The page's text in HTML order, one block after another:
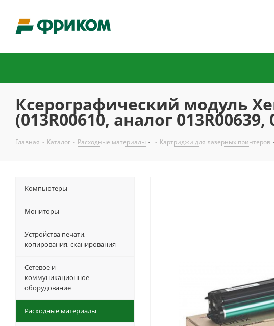
Ксерографический модуль
(013R00610, аналог 013R00639,
Главная - Каталог - Расходные материалы - Картриджи для лазерных принтеров
Компьютеры
Мониторы
Устройства печати,
копирования, сканирования
Сетевое и
коммуникационное
оборудование
Расходные материалы